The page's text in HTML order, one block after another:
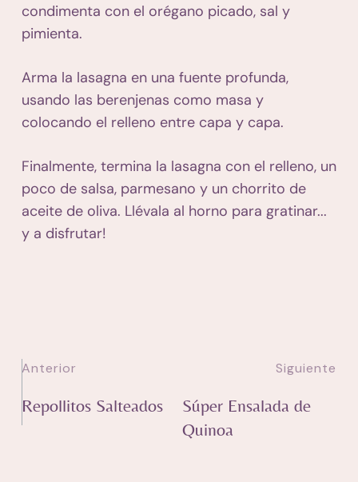
condimenta con el orégano picado, sal y
pimienta.
Arma la lasagna en una fuente profunda,
usando las berenjenas como masa y
colocando el relleno entre capa y capa.
Finalmente, termina la lasagna con el relleno, un
poco de salsa, parmesano y un chorrito de
aceite de oliva. Llévala al horno para gratinar...
y a disfrutar!
Anterior Siguiente
Repollitos Salteados
Súper Ensalada de
Quinoa